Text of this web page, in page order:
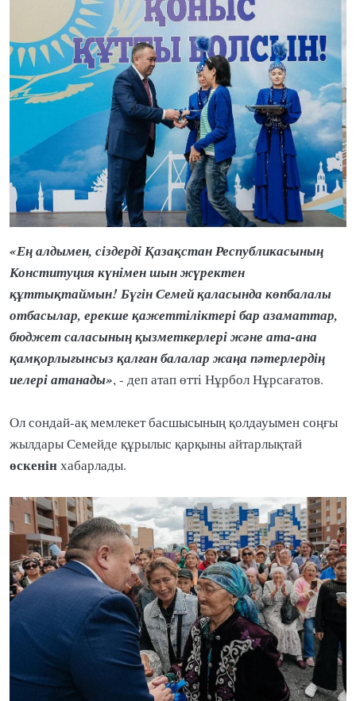
«Ең алдымен, сіздерді Қазақстан Республикасының
Конституция күнімен шын жүректен
құттықтаймын! Бүгін Семей қаласында көпбалалы
отбасылар, ерекше қажеттіліктері бар азаматтар,
бюджет саласының қызметкерлері және ата-ана
қамқорлығынсыз қалған балалар жаңа пәтерлердің
иелері атанады», - деп атап өтті Нұрбол Нұрсағатов.
Ол сондай-ақ мемлекет басшысының қолдауымен соңғы
жылдары Семейде құрылыс қарқыны айтарлықтай
өскенінхабарлады.